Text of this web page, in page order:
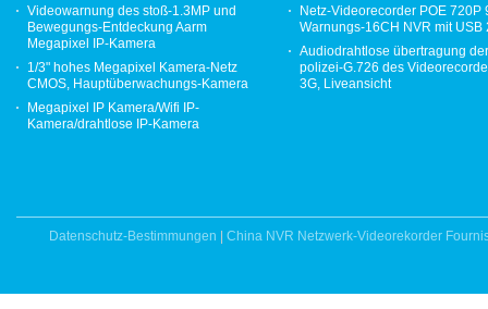
Videowarnung des stoß-1.3MP und
Bewegungs-Entdeckung Aarm
Megapixel IP-Kamera
1/3" hohes Megapixel Kamera-Netz
CMOS, Hauptüberwachungs-Kamera
Megapixel IP Kamera/Wifi IP-
Kamera/drahtlose IP-Kamera
Netz-Videorecorder POE 720P
Warnungs-16CH NVR mit USB
Audiodrahtlose übertragung der
polizei-G.726 des
3G, Liveansicht
Datenschutz-Bestimmungen | China NVR Netzwerk-Videorekorder